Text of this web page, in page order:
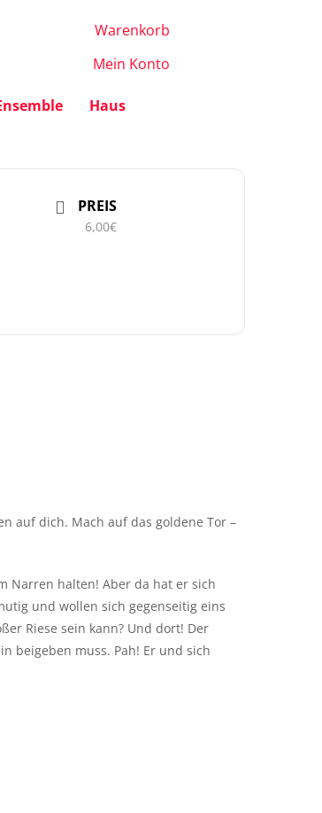
Warenkorb
Mein Konto
Haus
PREIS
6,00€
auf dich. Mach auf das goldene Tor –
Narren halten! Aber da hat er sich
und wollen sich gegenseitig eins
Riese sein kann? Und dort! Der
beigeben muss. Pah! Er und sich